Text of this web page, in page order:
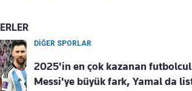
DİĞER SPORLAR
2025'in en çok kazanan
Messi'ye büyük fark, Yamal da